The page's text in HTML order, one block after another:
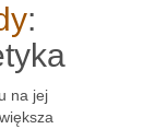
:
na jej